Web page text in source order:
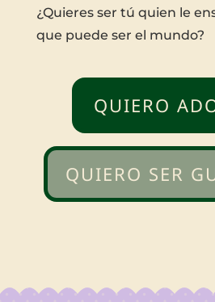
¿Quieres ser tú quien le
que puede ser el mundo?
QUIERO
QUIERO SER